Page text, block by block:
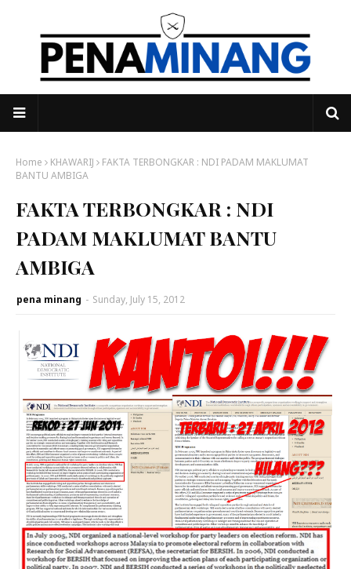
Home KHAWARIJ
FAKTA TERBONGKAR : NDI PADAM MAKLUMAT
BANTU AMBIGA
FAKTA TERBONGKAR : NDI
PADAM MAKLUMAT BANTU
AMBIGA
pena minang - Sunday, July 15, 2012